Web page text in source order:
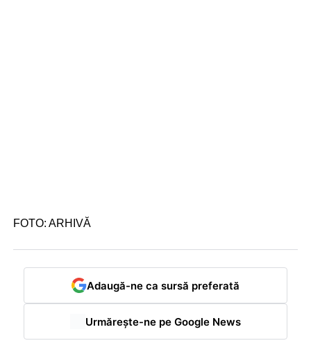
FOTO: ARHIVĂ
Adaugă-ne ca sursă preferată
Urmărește-ne pe Google News